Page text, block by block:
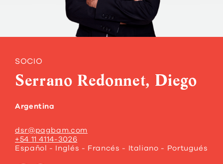
SOCIO
Serrano Redonnet, Diego
Argentina
dsr@pagbam.com
+54 11 4114-3026
Español - Inglés - Francés - Italiano - Portugués